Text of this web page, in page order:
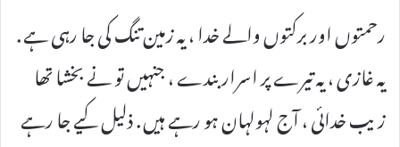
رحمتوں اور برکتوں والے خدا ، یہ زمین تنگ کی جا رہی ہے .
یہ غازی ، یہ تیرے پر اسرار بندے ، جنہیں تو نے بخشا تھا
زیب خدائی ، آج لہولہان ہو رہے ہیں . ذلیل کیے جا رہے